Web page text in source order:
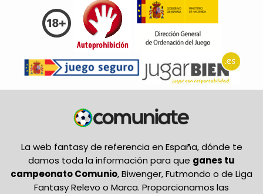
La web fantasy de referencia en España, dónde te
damos toda la información para que ganes tu
campeonato Comunio, Biwenger, Futmondo o de Liga
Fantasy Relevo o Marca. Proporcionamos las